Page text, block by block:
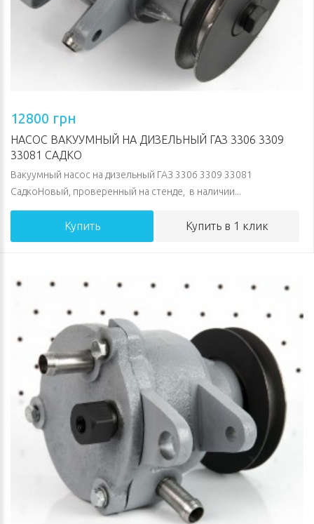
12800 грн
НАСОС ВАКУУМНЫЙ НА ДИЗЕЛЬНЫЙ ГАЗ 3306 3309
33081 САДКО
Вакуумный насос на дизельный ГАЗ 3306 3309 33081
СадкоНовый, проверенный на стенде, в наличии...
Купить Купить в 1 клик